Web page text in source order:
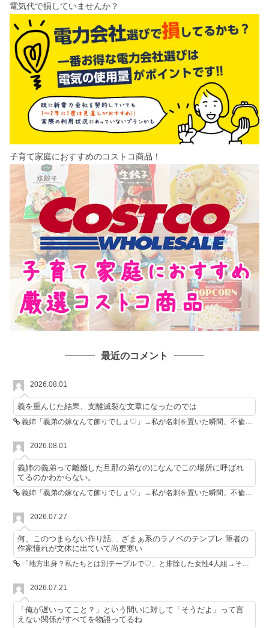
電気代で損していませんか？
子育て家庭におすすめのコストコ商品！
最近のコメント
2026.08.01
義を重んじた結果、支離滅裂な文章になったのでは
義姉「義弟の嫁なんて飾りでしょ♡」→私が名刺を置いた瞬間、不倫相手が青ざめた
2026.08.01
義姉の義弟って離婚した旦那の弟なのになんでこの場所に呼ばれ
てるのかわからない。
義姉「義弟の嫁なんて飾りでしょ♡」→私が名刺を置いた瞬間、不倫相手が青ざめた
2026.07.27
何、このつまらない作り話… ざまぁ系のラノベのテンプレ 筆者の
作家憧れが文体に出ていて尚更寒い
「地方出身？私たちとは別テーブルで♡」と排除した女性4人組→その後4人が青ざめたワケ
2026.07.21
「俺が遅いってこと？」という問いに対して「そうだよ」って言
えない関係がすべてを物語ってるね